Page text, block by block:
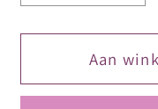
verlagen
voor
Rubber
Aan